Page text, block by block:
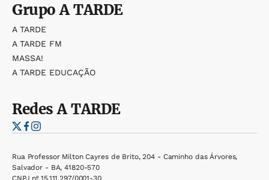
GrupoA TARDE
A TARDE
A TARDE FM
MASSA!
A TARDE EDUCAÇÃO
RedesA TARDE
Rua Professor Milton Cayres de Brito, 204 - Caminho das Árvores,
Salvador - BA, 41820-570
CNPJ nº 15.111.297/0001-30